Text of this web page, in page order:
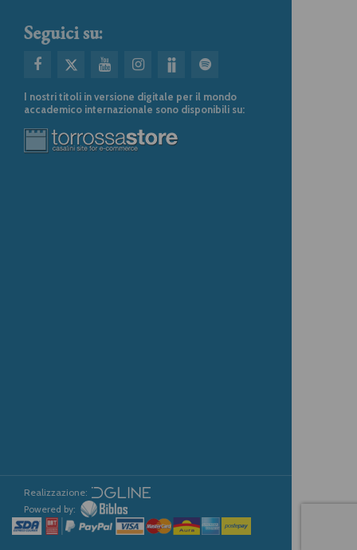
Seguici su:
I nostri titoli in versione digitale per il mondo
accademico internazionale sono disponibili su:
Realizzazione:
Powered by: